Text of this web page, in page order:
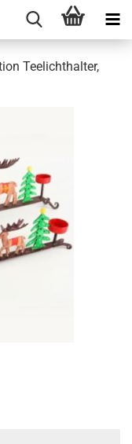
Teelichthalter,